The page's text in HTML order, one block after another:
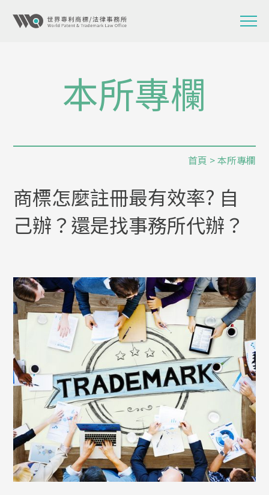
本所專欄
首頁 >本所專欄
商標怎麼註冊最有效率? 自
己辦？還是找事務所代辦？